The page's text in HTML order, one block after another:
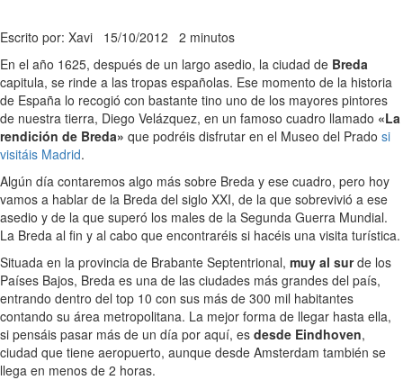
Escrito por: Xavi 15/10/2012 2 minutos
En el año 1625, después de un largo asedio, la ciudad de Breda
capitula, se rinde a las tropas españolas. Ese momento de la historia
de España lo recogió con bastante tino uno de los mayores pintores
de nuestra tierra, Diego Velázquez, en un famoso cuadro llamado «La
rendición de Breda» que podréis disfrutar en el Museo del Prado si
visitáis Madrid.
Algún día contaremos algo más sobre Breda y ese cuadro, pero hoy
vamos a hablar de la Breda del siglo XXI, de la que sobrevivió a ese
asedio y de la que superó los males de la Segunda Guerra Mundial.
La Breda al fin y al cabo que encontraréis si hacéis una visita turística.
Situada en la provincia de Brabante Septentrional, muy al surde los
Países Bajos, Breda es una de las ciudades más grandes del país,
entrando dentro del top 10 con sus más de 300 mil habitantes
contando su área metropolitana. La mejor forma de llegar hasta ella,
si pensáis pasar más de un día por aquí, es desde Eindhoven,
ciudad que tiene aeropuerto, aunque desde Amsterdam también se
llega en menos de 2 horas.